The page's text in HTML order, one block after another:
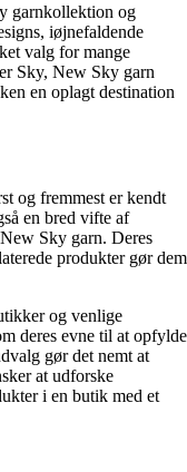
garnkollektion og
iøjnefaldende
valg for mange
Sky, New Sky garn
en oplagt destination
og fremmest er kendt
en bred vifte af
Sky garn. Deres
produkter gør dem
og venlige
deres evne til at opfylde
gør det nemt at
at udforske
i en butik med et